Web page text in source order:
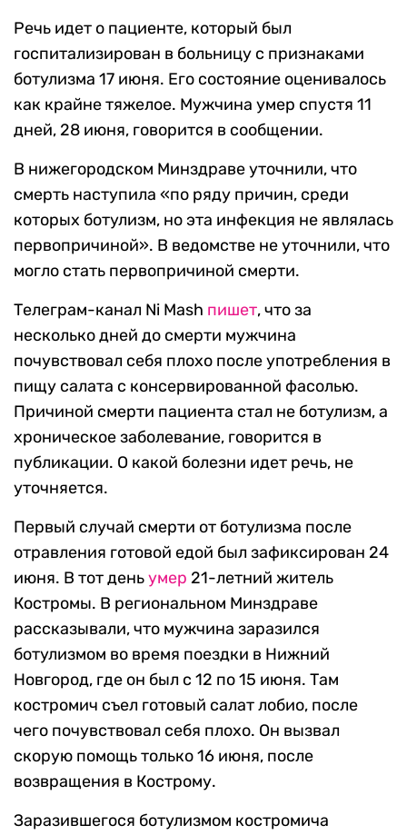
Речь идет о пациенте, который был
госпитализирован в больницу с признаками
ботулизма 17 июня. Его состояние оценивалось
как крайне тяжелое. Мужчина умер спустя 11
дней, 28 июня, говорится в сообщении.
В нижегородском Минздраве уточнили, что
смерть наступила «по ряду причин, среди
которых ботулизм, но эта инфекция не являлась
первопричиной». В ведомстве не уточнили, что
могло стать первопричиной смерти.
Телеграм-канал Ni Mash пишет, что за
несколько дней до смерти мужчина
почувствовал себя плохо после употребления в
пищу салата с консервированной фасолью.
Причиной смерти пациента стал не ботулизм, а
хроническое заболевание, говорится в
публикации. О какой болезни идет речь, не
уточняется.
Первый случай смерти от ботулизма после
отравления готовой едой был зафиксирован 24
июня. В тот деньумер 21-летний житель
Костромы. В региональном Минздраве
рассказывали, что мужчина заразился
ботулизмом во время поездки в Нижний
Новгород, где он был с 12 по 15 июня. Там
костромич съел готовый салат лобио, после
чего почувствовал себя плохо. Он вызвал
скорую помощь только 16 июня, после
возвращения в Кострому.
Заразившегося ботулизмом костромича